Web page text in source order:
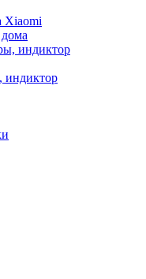
Xiaomi
индиктор